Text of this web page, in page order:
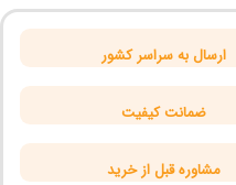
ارسال به سراسر کشور
ضمانت کیفیت
مشاوره قبل از خرید